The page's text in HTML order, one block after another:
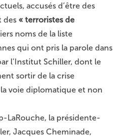
accusés d’être des
des « terroristes de
noms de la liste
qui ont pris la parole dans
l’Institut Schiller, dont le
sortir de la crise
voie diplomatique et non
LaRouche, la présidente-
Jacques Cheminade,